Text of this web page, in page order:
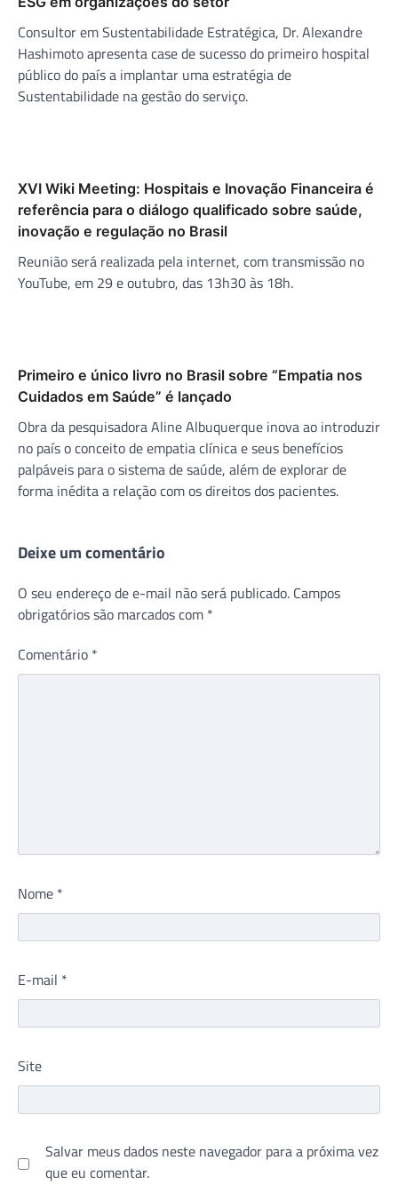
Consultor em Sustentabilidade Estratégica, Dr. Alexandre
Hashimoto apresenta case de sucesso do primeiro hospital
público do país a implantar uma estratégia de
Sustentabilidade na gestão do serviço.
XVI Wiki Meeting: Hospitais e Inovação Financeira é
referência para o diálogo qualificado sobre saúde,
inovação e regulação no Brasil
Reunião será realizada pela internet, com transmissão no
YouTube, em 29 e outubro, das 13h30 às 18h.
Primeiro e único livro no Brasil sobre “Empatia nos
Cuidados em Saúde” é lançado
Obra da pesquisadora Aline Albuquerque inova ao introduzir
no país o conceito de empatia clínica e seus benefícios
palpáveis para o sistema de saúde, além de explorar de
forma inédita a relação com os direitos dos pacientes.
Deixe um comentário
O seu endereço de e-mail não será publicado. Campos
obrigatórios são marcados com *
Comentário *
Nome *
E-mail *
Site
Salvar meus dados neste navegador para a próxima vez
que eu comentar.